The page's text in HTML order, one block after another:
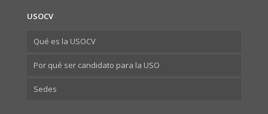
USOCV
Qué es la USOCV
Por qué ser candidato para la USO
Sedes